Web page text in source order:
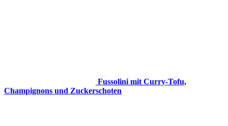
Fussolini mit Curry-Tofu,
Champignons und Zuckerschoten